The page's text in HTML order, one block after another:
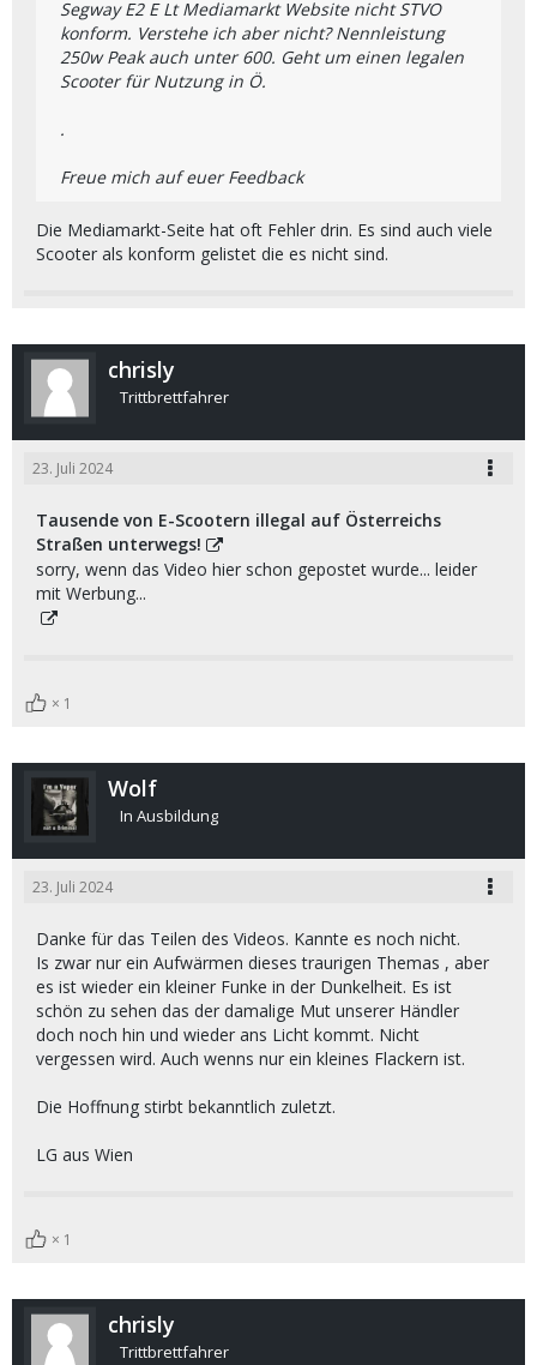
Segway E2 E Lt Mediamarkt Website nicht STVO
konform. Verstehe ich aber nicht? Nennleistung
250w Peak auch unter 600. Geht um einen legalen
Scooter für Nutzung in Ö.
.
Freue mich auf euer Feedback
Die Mediamarkt-Seite hat oft Fehler drin. Es sind auch viele
Scooter als konform gelistet die es nicht sind.
chrisly
Trittbrettfahrer
23. Juli 2024
Tausende von E-Scootern illegal auf Österreichs
Straßen unterwegs!
sorry, wenn das Video hier schon gepostet wurde... leider
mit Werbung...
1
Wolf
In Ausbildung
23. Juli 2024
Danke für das Teilen des Videos. Kannte es noch nicht.
Is zwar nur ein Aufwärmen dieses traurigen Themas , aber
es ist wieder ein kleiner Funke in der Dunkelheit. Es ist
schön zu sehen das der damalige Mut unserer Händler
doch noch hin und wieder ans Licht kommt. Nicht
vergessen wird. Auch wenns nur ein kleines Flackern ist.
Die Hoffnung stirbt bekanntlich zuletzt.
LG aus Wien
1
chrisly
Trittbrettfahrer